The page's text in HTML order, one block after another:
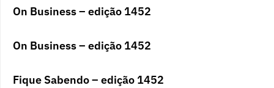
On Business – edição 1452
On Business – edição 1452
Fique Sabendo – edição 1452